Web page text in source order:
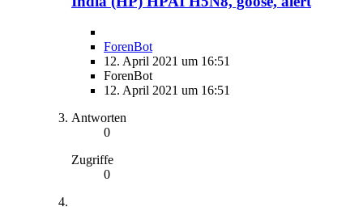
ForenBot
12. April 2021 um 16:51
ForenBot
12. April 2021 um 16:51
Antworten
0
Zugriffe
0